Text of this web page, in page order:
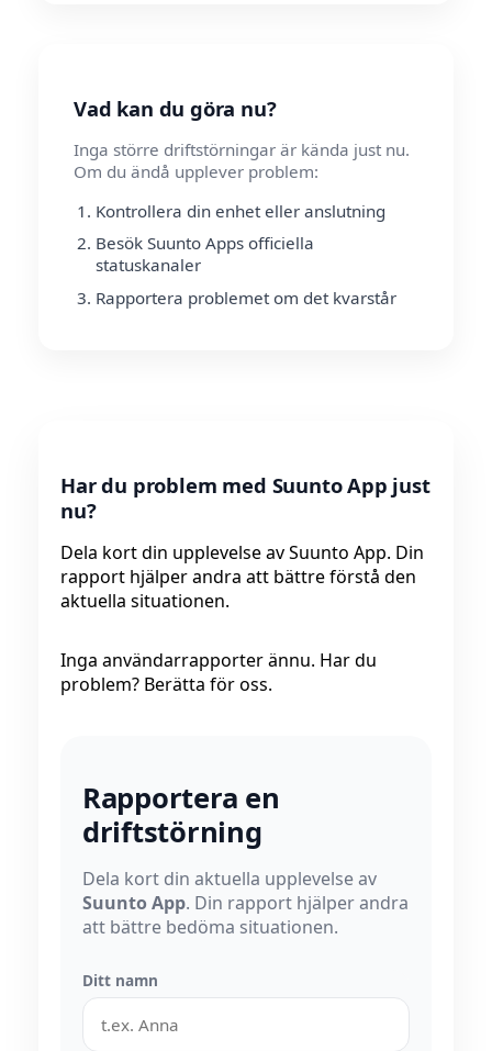
Vad kan du göra nu?
Inga större driftstörningar är kända just nu.
Om du ändå upplever problem:
Kontrollera din enhet eller anslutning
Besök Suunto Apps officiella
statuskanaler
Rapportera problemet om det kvarstår
Har du problem med Suunto App just
nu?
Dela kort din upplevelse av Suunto App. Din
rapport hjälper andra att bättre förstå den
aktuella situationen.
Inga användarrapporter ännu. Har du
problem? Berätta för oss.
Rapportera en
driftstörning
Dela kort din aktuella upplevelse av
Suunto App. Din rapport hjälper andra
att bättre bedöma situationen.
Ditt namn